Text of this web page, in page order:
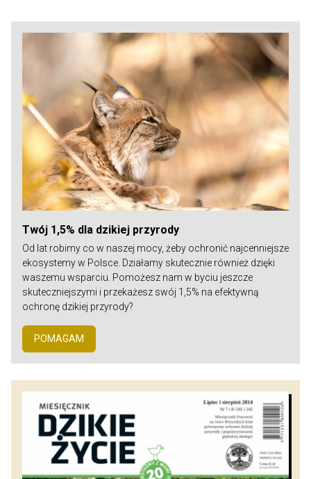
Twój 1,5% dla dzikiej przyrody
Od lat robimy co w naszej mocy, żeby ochronić najcenniejsze
ekosystemy w Polsce. Działamy skutecznie również dzięki
waszemu wsparciu. Pomożesz nam w byciu jeszcze
skuteczniejszymi i przekażesz swój 1,5% na efektywną
ochronę dzikiej przyrody?
POMAGAM